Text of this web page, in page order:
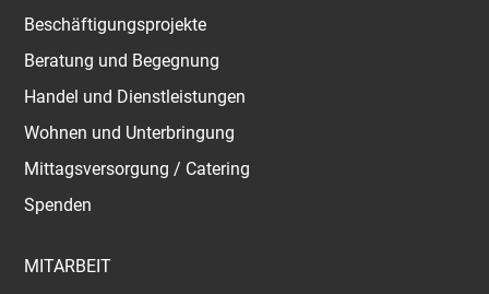
Beschäftigungsprojekte
Beratung und Begegnung
Handel und Dienstleistungen
Wohnen und Unterbringung
Mittagsversorgung / Catering
Spenden
MITARBEIT